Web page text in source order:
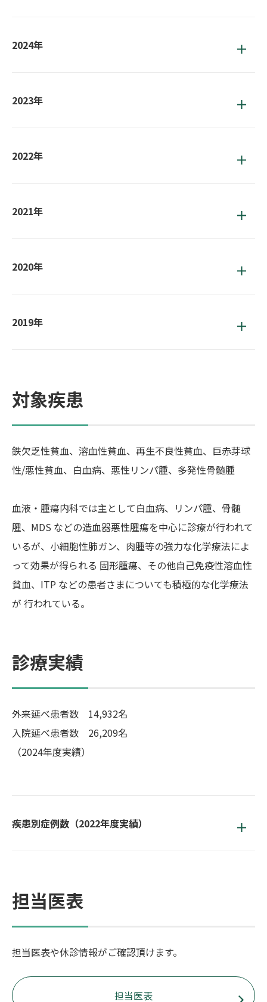
2024年
2023年
2022年
2021年
2020年
2019年
対象疾患
鉄欠乏性貧血、溶血性貧血、再生不良性貧血、巨赤芽球
性/悪性貧血、白血病、悪性リンパ腫、多発性骨髄腫
血液・腫瘍内科では主として白血病、リンパ腫、骨髄
腫、MDS などの造血器悪性腫瘍を中心に診療が行われて
いるが、小細胞性肺ガン、肉腫等の強力な化学療法によ
って効果が得られる 固形腫瘍、その他自己免疫性溶血性
貧血、ITP などの患者さまについても積極的な化学療法
が 行われている。
診療実績
外来延べ患者数 14,932名
入院延べ患者数 26,209名
（2024年度実績）
疾患別症例数（2022年度実績）
担当医表
担当医表や休診情報がご確認頂けます。
担当医表